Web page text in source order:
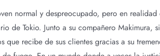
normal y despreocupado, pero en realidad
de Tokio. Junto a su compañero Makimura,
que recibe de sus clientes gracias a su